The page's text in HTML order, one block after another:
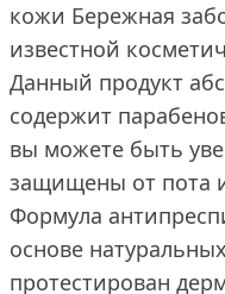
кожи Бережная
известной
Данный продукт
содержит
вы можете быть
защищены от пота
Формула
основе
протестирован